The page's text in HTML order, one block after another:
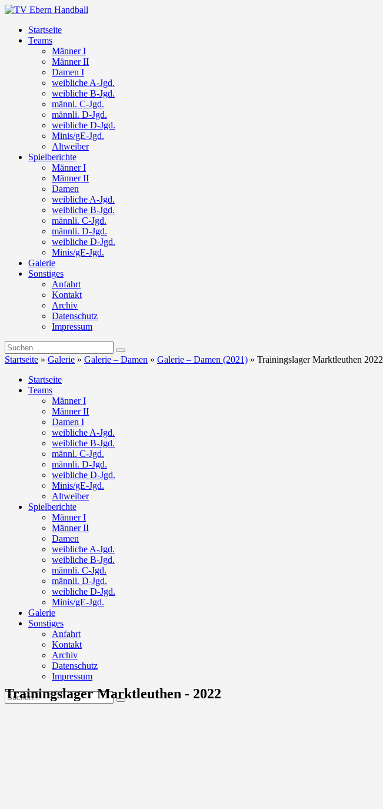
Startseite
Teams
Männer I
Männer II
Damen I
weibliche A-Jgd.
weibliche B-Jgd.
männl. C-Jgd.
männli. D-Jgd.
weibliche D-Jgd.
Minis/gE-Jgd.
Altweiber
Spielberichte
Männer I
Männer II
Damen
weibliche A-Jgd.
weibliche B-Jgd.
männli. C-Jgd.
männli. D-Jgd.
weibliche D-Jgd.
Minis/gE-Jgd.
Galerie
Sonstiges
Anfahrt
Kontakt
Archiv
Datenschutz
Impressum
Startseite » Galerie » Galerie – Damen » Galerie – Damen (2021) » Trainingslager Marktleuthen 2022
Startseite
Teams
Männer I
Männer II
Damen I
weibliche A-Jgd.
weibliche B-Jgd.
männl. C-Jgd.
männli. D-Jgd.
weibliche D-Jgd.
Minis/gE-Jgd.
Altweiber
Spielberichte
Männer I
Männer II
Damen
weibliche A-Jgd.
weibliche B-Jgd.
männli. C-Jgd.
männli. D-Jgd.
weibliche D-Jgd.
Minis/gE-Jgd.
Galerie
Sonstiges
Anfahrt
Kontakt
Archiv
Datenschutz
Impressum
Trainingslager Marktleuthen - 2022